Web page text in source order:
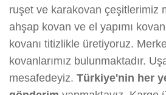
ruşet ve karakovan çeşitlerimiz
ahşap kovan ve el yapımı
kovanı titizlikle üretiyoruz.
kovanlarımız bulunmaktadır.
mesafedeyiz. Türkiye'nin her